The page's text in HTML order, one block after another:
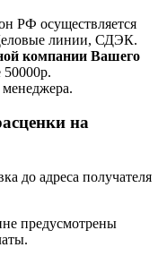
РФ осуществляется
линии, СДЭК.
компании Вашего
50000р.
на
до адреса получателя
предусмотрены